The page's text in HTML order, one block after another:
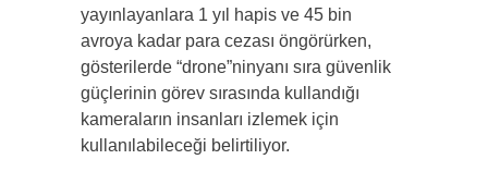
yayınlayanlara 1 yıl hapis ve 45 bin
avroya kadar para cezası öngörürken,
gösterilerde “drone”ninyanı sıra güvenlik
güçlerinin görev sırasında kullandığı
kameraların insanları izlemek için
kullanılabileceği belirtiliyor.